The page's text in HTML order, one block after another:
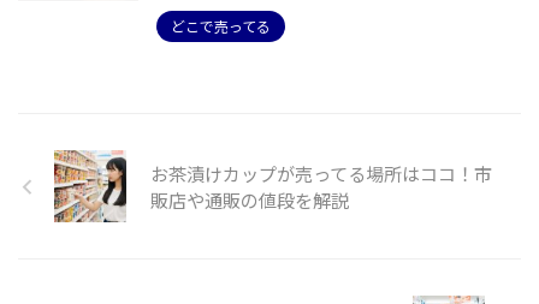
どこで売ってる
お茶漬けカップが売ってる場所はココ！市
販店や通販の値段を解説